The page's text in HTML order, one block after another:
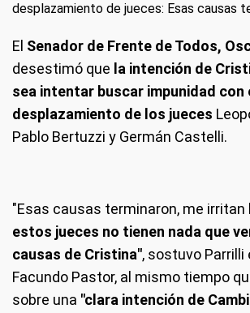
El Senador de Frente de Todos,
desestimó que la intención de
sea intentar buscar impunidad con
desplazamiento de los jueces
Pablo Bertuzzi y Germán Castelli.
"Esas causas terminaron, me
estos jueces no tienen nada que
causas de Cristina", sostuvo Parrilli
Facundo Pastor, al mismo tiempo
sobre una "clara intención de